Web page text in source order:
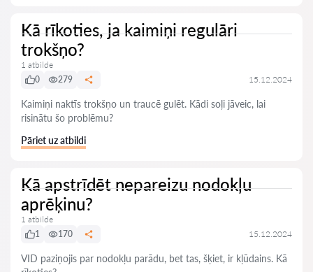
Kā rīkoties, ja kaimiņi regulāri
trokšņo?
1 atbilde
0
279 15.12.2024
Kaimiņi naktīs trokšņo un traucē gulēt. Kādi soļi jāveic, lai
risinātu šo problēmu?
Pāriet uz atbildi
Kā apstrīdēt nepareizu nodokļu
aprēķinu?
1 atbilde
1
170 15.12.2024
VID paziņojis par nodokļu parādu, bet tas, šķiet, ir kļūdains. Kā